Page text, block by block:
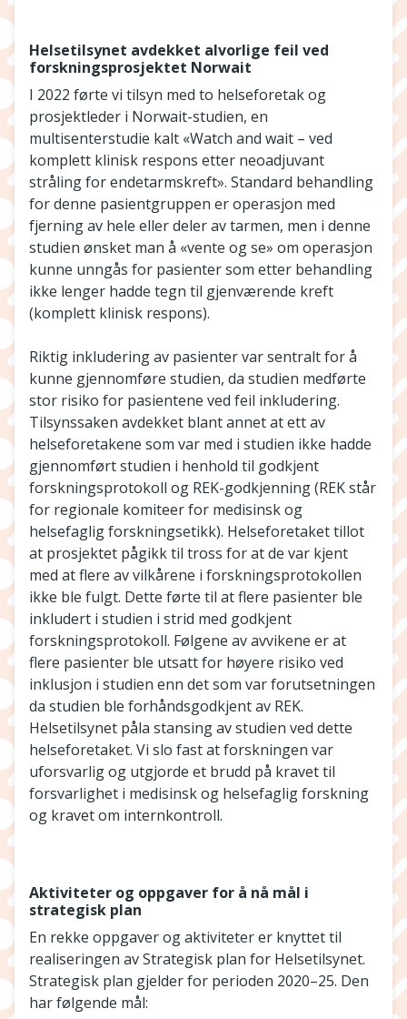
Helsetilsynet avdekket alvorlige feil ved
forskningsprosjektet Norwait
I 2022 førte vi tilsyn med to helseforetak og
prosjektleder i Norwait-studien, en
multisenterstudie kalt «Watch and wait – ved
komplett klinisk respons etter neoadjuvant
stråling for endetarmskreft». Standard behandling
for denne pasientgruppen er operasjon med
fjerning av hele eller deler av tarmen, men i denne
studien ønsket man å «vente og se» om operasjon
kunne unngås for pasienter som etter behandling
ikke lenger hadde tegn til gjenværende kreft
(komplett klinisk respons).
Riktig inkludering av pasienter var sentralt for å
kunne gjennomføre studien, da studien medførte
stor risiko for pasientene ved feil inkludering.
Tilsynssaken avdekket blant annet at ett av
helseforetakene som var med i studien ikke hadde
gjennomført studien i henhold til godkjent
forskningsprotokoll og REK-godkjenning (REK står
for regionale komiteer for medisinsk og
helsefaglig forskningsetikk). Helseforetaket tillot
at prosjektet pågikk til tross for at de var kjent
med at flere av vilkårene i forskningsprotokollen
ikke ble fulgt. Dette førte til at flere pasienter ble
inkludert i studien i strid med godkjent
forskningsprotokoll. Følgene av avvikene er at
flere pasienter ble utsatt for høyere risiko ved
inklusjon i studien enn det som var forutsetningen
da studien ble forhåndsgodkjent av REK.
Helsetilsynet påla stansing av studien ved dette
helseforetaket. Vi slo fast at forskningen var
uforsvarlig og utgjorde et brudd på kravet til
forsvarlighet i medisinsk og helsefaglig forskning
og kravet om internkontroll.
Aktiviteter og oppgaver for å nå mål i
strategisk plan
En rekke oppgaver og aktiviteter er knyttet til
realiseringen av Strategisk plan for Helsetilsynet.
Strategisk plan gjelder for perioden 2020–25. Den
har følgende mål: